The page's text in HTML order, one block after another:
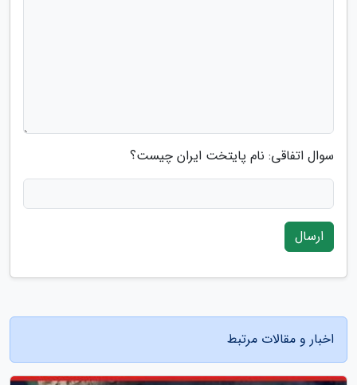
سوال اتفاقی: نام پایتخت ایران چیست؟
ارسال
اخبار و مقالات مرتبط